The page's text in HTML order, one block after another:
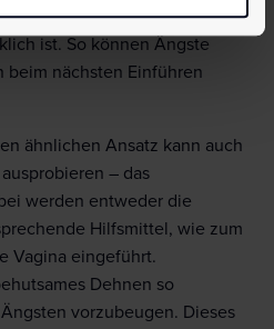
betroffenen Frau, wie
ist. So können Ängste
beim nächsten Einführen
ähnlichen Ansatz kann auch
– das
werden entweder die
Hilfsmittel, wie zum
Vagina eingeführt.
Dehnen so
vorzubeugen. Dieses